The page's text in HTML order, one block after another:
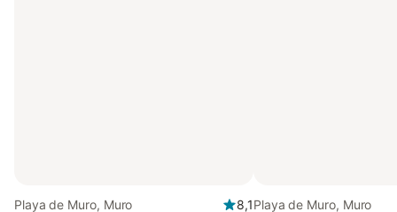
Playa de Muro, Muro
8,1Playa de Muro, Muro